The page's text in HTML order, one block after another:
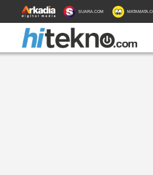
SUARA.COM